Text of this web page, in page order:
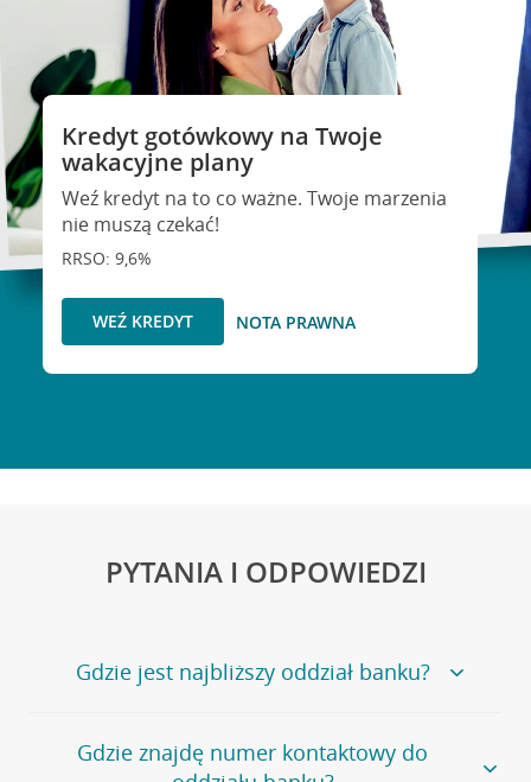
Kredyt gotówkowy na Twoje
wakacyjne plany
Weź kredyt na to co ważne. Twoje marzenia
nie muszą czekać!
RRSO: 9,6%
WEŹ KREDYT NOTA PRAWNA
PYTANIA I ODPOWIEDZI
Gdzie jest najbliższy oddział banku?
Jeśli szukasz oddziału naszego banku, zapraszamy na
stronęPlacówki i bankomaty, na której znajduje się
Gdzie znajdę numer kontaktowy do